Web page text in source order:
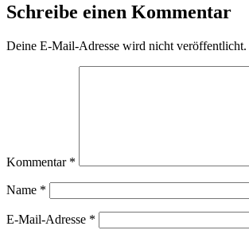
Schreibe einen Kommentar
Deine E-Mail-Adresse wird nicht veröffentlicht.
Kommentar *
Name *
E-Mail-Adresse *